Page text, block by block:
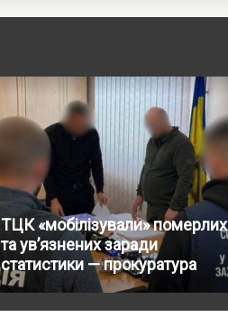
ТЦК «мобілізували» померлих
та ув’язнених заради
статистики — прокуратура